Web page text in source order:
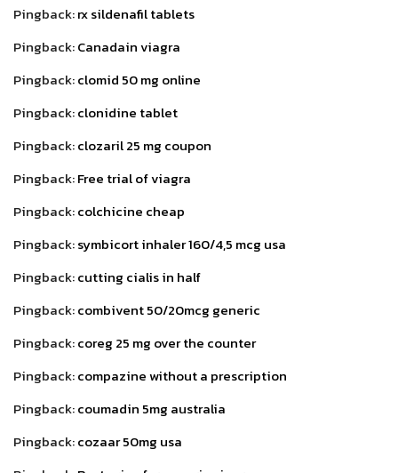
Pingback:rx sildenafil tablets
Pingback:Canadain viagra
Pingback:clomid 50 mg online
Pingback:clonidine tablet
Pingback:clozaril 25 mg coupon
Pingback:Free trial of viagra
Pingback:colchicine cheap
Pingback:symbicort inhaler 160/4,5 mcg usa
Pingback:cutting cialis in half
Pingback:combivent 50/20mcg generic
Pingback:coreg 25 mg over the counter
Pingback:compazine without a prescription
Pingback:coumadin 5mg australia
Pingback:cozaar 50mg usa